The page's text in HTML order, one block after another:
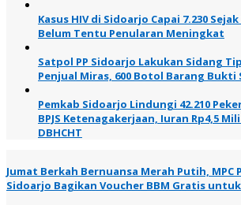
Kasus HIV di Sidoarjo Capai 7.230
Belum Tentu Penularan Meningkat
Satpol PP Sidoarjo Lakukan Sidang
Penjual Miras, 600 Botol Barang Bukti
Pemkab Sidoarjo Lindungi 42.210
BPJS Ketenagakerjaan, Iuran Rp4,5
DBHCHT
Jumat Berkah Bernuansa Merah Putih, MPC
Sidoarjo Bagikan Voucher BBM Gratis